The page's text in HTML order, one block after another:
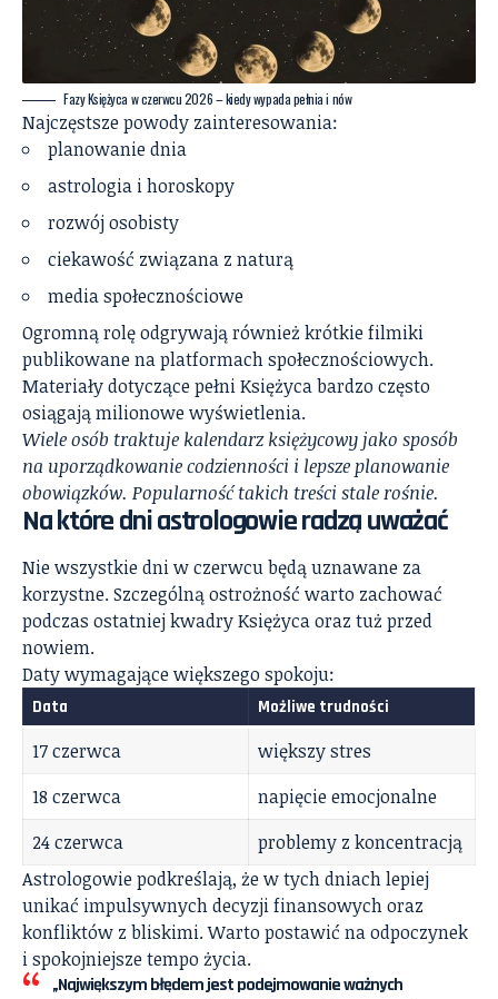
Fazy Księżyca w czerwcu 2026 – kiedy wypada pełnia i nów
Najczęstsze powody zainteresowania:
planowanie dnia
astrologia i horoskopy
rozwój osobisty
ciekawość związana z naturą
media społecznościowe
Ogromną rolę odgrywają również krótkie filmiki
publikowane na platformach społecznościowych.
Materiały dotyczące pełni Księżyca bardzo często
osiągają milionowe wyświetlenia.
Wiele osób traktuje kalendarz księżycowy jako sposób
na uporządkowanie codzienności i lepsze planowanie
obowiązków. Popularność takich treści stale rośnie.
Na które dni astrologowie radzą uważać
Nie wszystkie dni w czerwcu będą uznawane za
korzystne. Szczególną ostrożność warto zachować
podczas ostatniej kwadry Księżyca oraz tuż przed
nowiem.
Daty wymagające większego spokoju:
Data Możliwe trudności
17 czerwca
większy stres
18 czerwca
napięcie emocjonalne
24 czerwca
problemy z koncentracją
Astrologowie podkreślają, że w tych dniach lepiej
unikać impulsywnych decyzji finansowych oraz
konfliktów z bliskimi. Warto postawić na odpoczynek
i spokojniejsze tempo życia.
„Największym błędem jest podejmowanie ważnych